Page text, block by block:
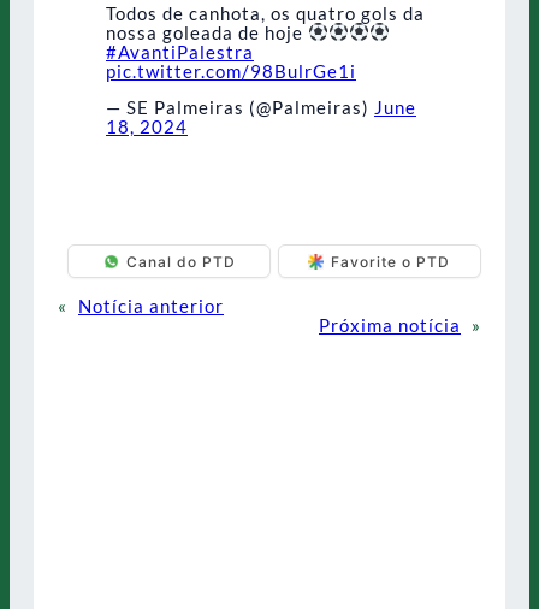
Todos de canhota, os quatro gols da
nossa goleada de hoje
#AvantiPalestra
pic.twitter.com/98BulrGe1i
— SE Palmeiras (@Palmeiras) June
18, 2024
Canal do PTD Favorite o PTD
«
Notícia anterior
Próxima notícia
»